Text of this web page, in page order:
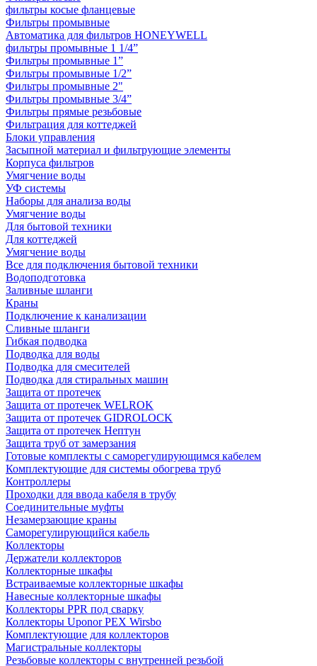
фильтры косые фланцевые
Фильтры промывные
Автоматика для фильтров HONEYWELL
фильтры промывные 1 1/4”
Фильтры промывные 1”
Фильтры промывные 1/2”
Фильтры промывные 2"
Фильтры промывные 3/4”
Фильтры прямые резьбовые
Фильтрация для коттеджей
Блоки управления
Засыпной материал и фильтрующие элементы
Корпуса фильтров
Умягчение воды
УФ системы
Наборы для анализа воды
Умягчение воды
Для бытовой техники
Для коттеджей
Умягчение воды
Все для подключения бытовой техники
Водоподготовка
Заливные шланги
Краны
Подключение к канализации
Сливные шланги
Гибкая подводка
Подводка для воды
Подводка для смесителей
Подводка для стиральных машин
Защита от протечек
Защита от протечек WELROK
Защита от протечек GIDROLOCK
Защита от протечек Нептун
Защита труб от замерзания
Готовые комплекты с саморегулирующимся кабелем
Комплектующие для системы обогрева труб
Контроллеры
Проходки для ввода кабеля в трубу
Соединительные муфты
Незамерзающие краны
Саморегулирующийся кабель
Коллекторы
Держатели коллекторов
Коллекторные шкафы
Встраиваемые коллекторные шкафы
Навесные коллекторные шкафы
Коллекторы PPR под сварку
Коллекторы Uponor PEX Wirsbo
Комплектующие для коллекторов
Магистральные коллекторы
Резьбовые коллекторы с внутренней резьбой